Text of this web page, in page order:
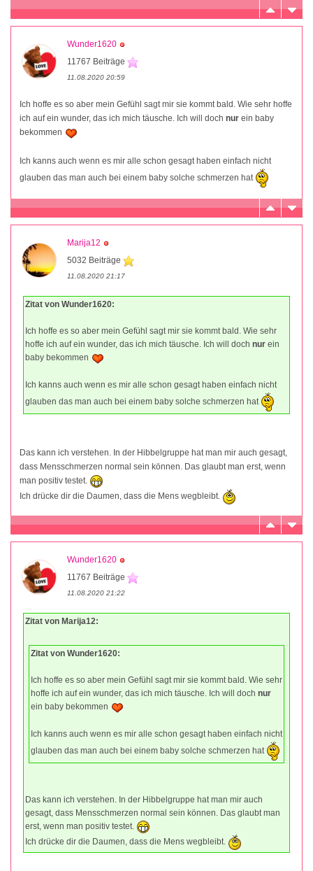
Wunder1620
11767 Beiträge
11.08.2020 20:59
Ich hoffe es so aber mein Gefühl sagt mir sie kommt bald. Wie sehr hoffe
ich auf ein wunder, das ich mich täusche. Ich will doch nur ein baby
bekommen
Ich kanns auch wenn es mir alle schon gesagt haben einfach nicht
glauben das man auch bei einem baby solche schmerzen hat
Marija12
5032 Beiträge
11.08.2020 21:17
Zitat von Wunder1620:
Ich hoffe es so aber mein Gefühl sagt mir sie kommt bald. Wie sehr
hoffe ich auf ein wunder, das ich mich täusche. Ich will doch nur ein
baby bekommen
Ich kanns auch wenn es mir alle schon gesagt haben einfach nicht
glauben das man auch bei einem baby solche schmerzen hat
Das kann ich verstehen. In der Hibbelgruppe hat man mir auch gesagt,
dass Mensschmerzen normal sein können. Das glaubt man erst, wenn
man positiv testet.
Ich drücke dir die Daumen, dass die Mens wegbleibt.
Wunder1620
11767 Beiträge
11.08.2020 21:22
Zitat von Marija12:
Zitat von Wunder1620:
Ich hoffe es so aber mein Gefühl sagt mir sie kommt bald. Wie sehr
hoffe ich auf ein wunder, das ich mich täusche. Ich will doch nur
ein baby bekommen
Ich kanns auch wenn es mir alle schon gesagt haben einfach nicht
glauben das man auch bei einem baby solche schmerzen hat
Das kann ich verstehen. In der Hibbelgruppe hat man mir auch
gesagt, dass Mensschmerzen normal sein können. Das glaubt man
erst, wenn man positiv testet.
Ich drücke dir die Daumen, dass die Mens wegbleibt.